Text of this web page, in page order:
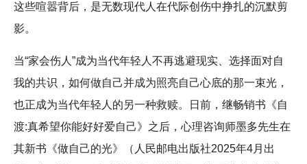
这些喧嚣背后，是无数现代人在代际创伤中挣扎的沉默剪
影。
当“家会伤人”成为当代年轻人不再逃避现实、选择面对自
我的共识，如何做自己并成为照亮自己心底的那一束光，
也正成为当代年轻人的另一种救赎。日前，继畅销书《自
渡:真希望你能好好爱自己》之后，心理咨询师墨多先生在
其新书《做自己的光》（人民邮电出版社2025年4月出